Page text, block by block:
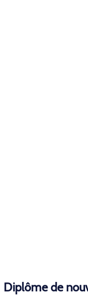
Diplôme de